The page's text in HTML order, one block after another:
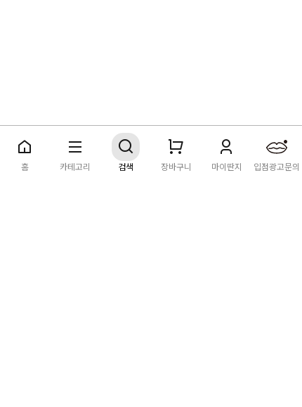
딴지마켓 이용약관개인정보처리방침 입점·광고문의
홈 카테고리 검색 장바구니 마이딴지 입점광고문의